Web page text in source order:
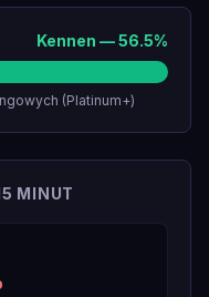
Kennen —56.5%
(Platinum+)
MINUT